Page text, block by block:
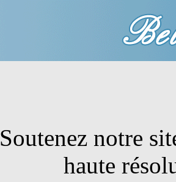
Soutenez notre
haute